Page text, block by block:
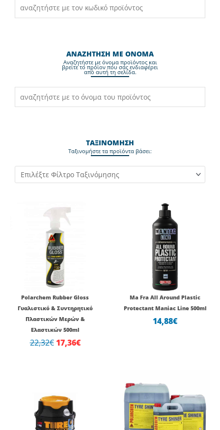
ΑΝΑΖΗΤΗΣΗ ΜΕ ΟΝΟΜΑ
Aναζητήστε με όνομα προϊόντος και
βρείτε το προϊον που σας ενδιαφέρει
από αυτή τη σελίδα.
ΤΑΞΙΝΟΜΗΣΗ
Ταξινομήστε τα προϊόντα βάσει:
Polarchem Rubber Gloss
Γυαλιστικό & Συντηρητικό
Πλαστικών Μερών &
Ελαστικών 500ml
22,32€
Original
price
was:
22,32€.
17,36€
Ma Fra All Around Plastic
Protectant Maniac Line 500ml
14,88€